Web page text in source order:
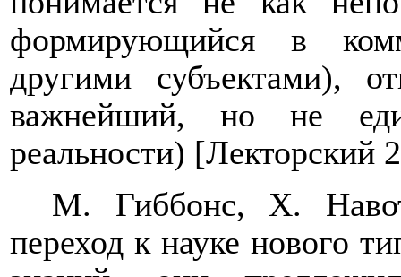
формирующийся в
другими субъектами),
важнейший, но не
реальности) [Лекторский
М. Гиббонс, Х.
переход к науке нового